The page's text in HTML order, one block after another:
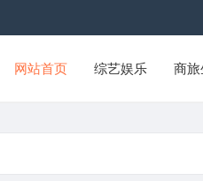
网站首页 综艺娱乐 商